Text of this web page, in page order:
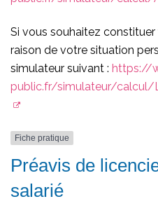
Si vous souhaitez
raison de votre situation
simulateur suivant : https://
public.fr/simulateur/calcul/
Fiche pratique
Préavis de
salarié